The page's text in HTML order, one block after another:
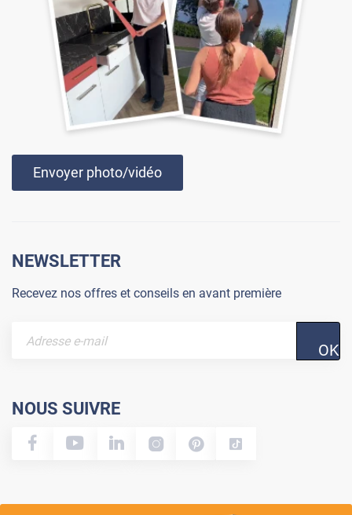
Envoyer photo/vidéo
NEWSLETTER
Recevez nos offres et conseils en avant première
OK
NOUS SUIVRE